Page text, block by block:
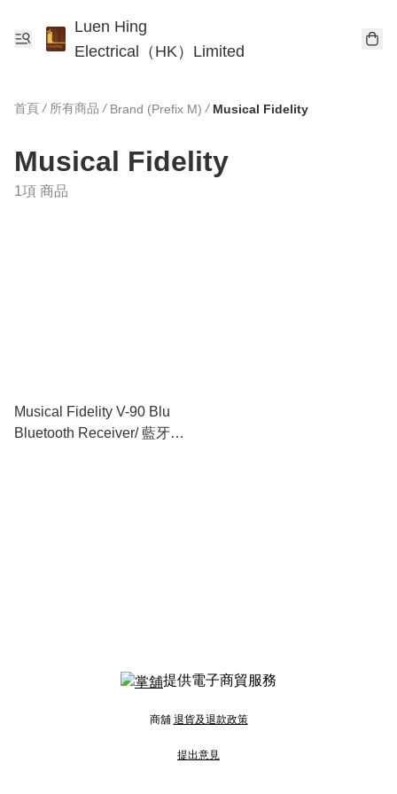
Luen Hing
Electrical（HK）Limited
首頁 / 所有商品 / Brand (Prefix M) / Musical Fidelity
Musical Fidelity
1項 商品
Musical Fidelity V-90 Blu
Bluetooth Receiver/ 藍牙接
提供電子商貿服務
商舖 退貨及退款政策
提出意見